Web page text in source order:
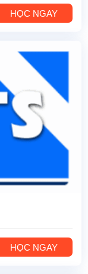
HỌC NGAY
HỌC NGAY